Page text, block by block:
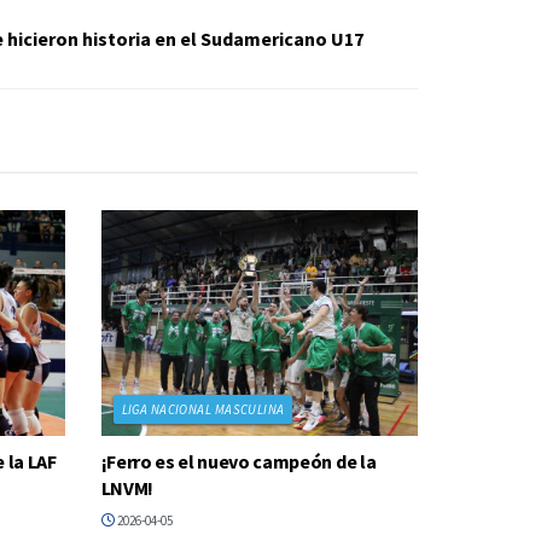
historia en el Sudamericano U17
LAF
LIGA NACIONAL MASCULINA
¡Ferro es el nuevo campeón de la
LNVM!
2026-04-05